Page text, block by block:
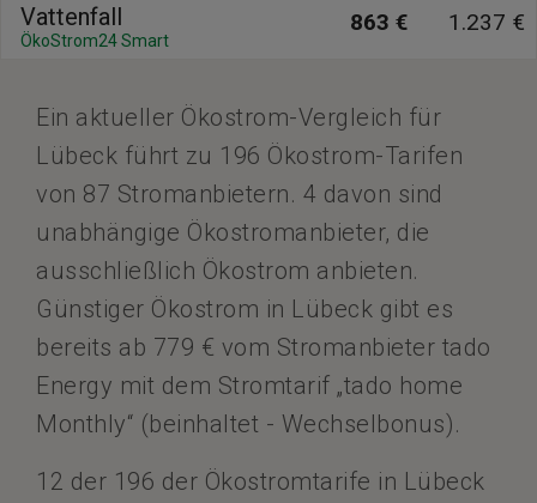
Vattenfall
ÖkoStrom24 Smart
863 € 1.237 €
Ein aktueller Ökostrom-Vergleich für
Lübeck führt zu 196 Ökostrom-Tarifen
von 87 Stromanbietern. 4 davon sind
unabhängige Ökostromanbieter, die
ausschließlich Ökostrom anbieten.
Günstiger Ökostrom in Lübeck gibt es
bereits ab 779 € vom Stromanbieter tado
Energy mit dem Stromtarif „tado home
Monthly“ (beinhaltet - Wechselbonus).
12 der 196 der Ökostromtarife in Lübeck